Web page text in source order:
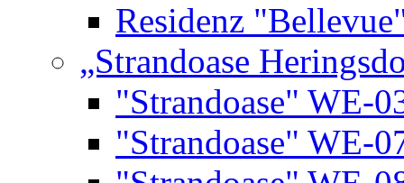
Residenz
„Strandoase
"Strandoase" WE-
"Strandoase" WE-